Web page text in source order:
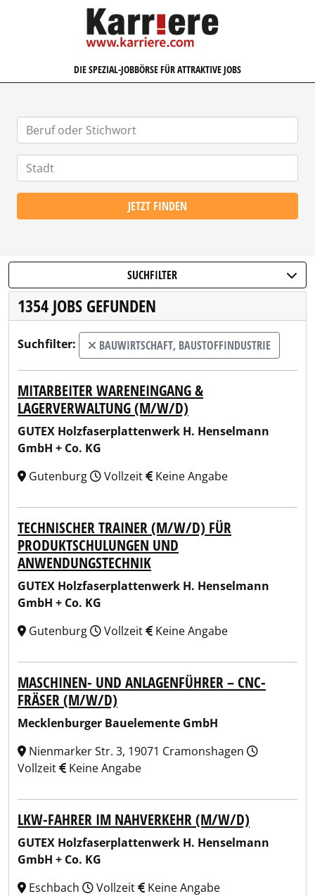
KARRIERE.COM
DIE SPEZIAL-JOBBÖRSE FÜR ATTRAKTIVE JOBS
JETZT FINDEN
SUCHFILTER
1354 JOBS GEFUNDEN
Suchfilter: BAUWIRTSCHAFT, BAUSTOFFINDUSTRIE
MITARBEITER WARENEINGANG &
LAGERVERWALTUNG (M/W/D)
GUTEX Holzfaserplattenwerk H. Henselmann
GmbH + Co. KG
Gutenburg
Vollzeit Keine Angabe
TECHNISCHER TRAINER (M/W/D) FÜR
PRODUKTSCHULUNGEN UND
ANWENDUNGSTECHNIK
GUTEX Holzfaserplattenwerk H. Henselmann
GmbH + Co. KG
Gutenburg
Vollzeit Keine Angabe
MASCHINEN- UND ANLAGENFÜHRER – CNC-
FRÄSER (M/W/D)
Mecklenburger Bauelemente GmbH
Nienmarker Str. 3, 19071 Cramonshagen
Vollzeit
Keine Angabe
LKW-FAHRER IM NAHVERKEHR (M/W/D)
GUTEX Holzfaserplattenwerk H. Henselmann
GmbH + Co. KG
Eschbach
Vollzeit Keine Angabe